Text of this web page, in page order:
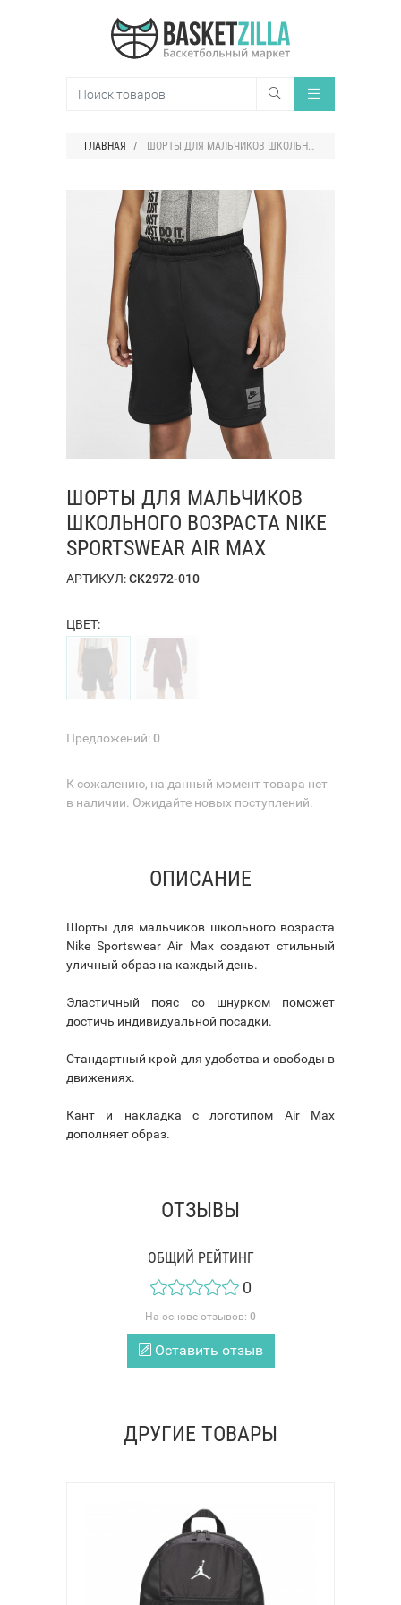
ГЛАВНАЯ ШОРТЫ ДЛЯ МАЛЬЧИКОВ ШКОЛЬНОГО ВОЗРАСТА NIKE SPORTSWEAR AIR MAX
ШОРТЫ ДЛЯ МАЛЬЧИКОВ
ШКОЛЬНОГО ВОЗРАСТА NIKE
SPORTSWEAR AIR MAX
АРТИКУЛ:CK2972-010
ЦВЕТ:
Предложений:0
К сожалению, на данный момент товара нет
в наличии. Ожидайте новых поступлений.
ОПИСАНИЕ
Шорты для мальчиков школьного возраста
Nike Sportswear Air Max создают стильный
уличный образ на каждый день.
Эластичный пояс со шнурком поможет
достичь индивидуальной посадки.
Стандартный крой для удобства и свободы в
движениях.
Кант и накладка с логотипом Air Max
дополняет образ.
ОТЗЫВЫ
ОБЩИЙ РЕЙТИНГ
0
На основе отзывов: 0
Оставить отзыв
ДРУГИЕ ТОВАРЫ